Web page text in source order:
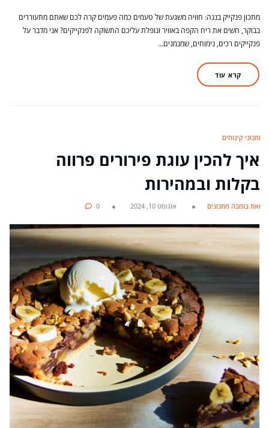
מתכון פנקייק בננה: חוויה משגעת של טעמים כמה פעמים קרה לכם שאתם מתעוררים
בבוקר, חשים את ריח הקפה באוויר ונופלת עליכם התשוקה לפנקייקים? אני מדבר על
פנקייקים רכים, נימוחים, שמנמנים…
קרא עוד
מתכוני קינוחים
איך להכין עוגת פירורים פרווה
בקלות ובמהירות
מאת בומבה מתכונים אוגוסט 10, 2024 0